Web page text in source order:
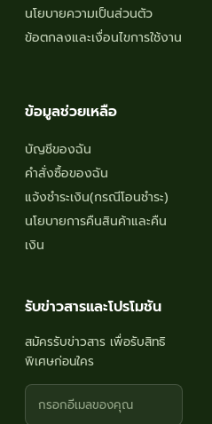
นโยบายความเป็นส่วนตัว
ข้อตกลงและเงื่อนไขการใช้งาน
ข้อมูลช่วยเหลือ
บัญชีของฉัน
คำสั่งซื้อของฉัน
แจ้งชำระเงิน(กรณีโอนชำระ)
นโยบายการคืนสินค้าและคืน
เงิน
รับข่าวสารและโปรโมชัน
สมัครรับข่าวสาร เพื่อรับสิทธิ
พิเศษก่อนใคร